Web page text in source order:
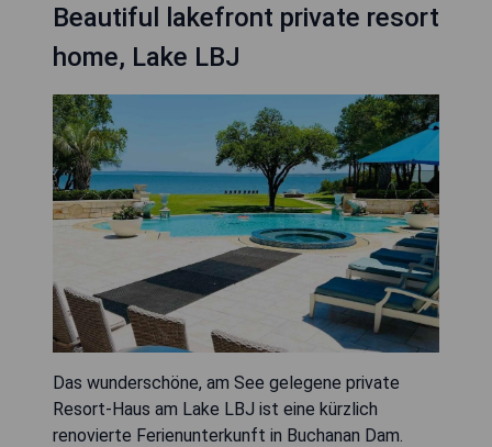
Beautiful lakefront private resort
home, Lake LBJ
Das wunderschöne, am See gelegene private
Resort-Haus am Lake LBJ ist eine kürzlich
renovierte Ferienunterkunft in Buchanan Dam.